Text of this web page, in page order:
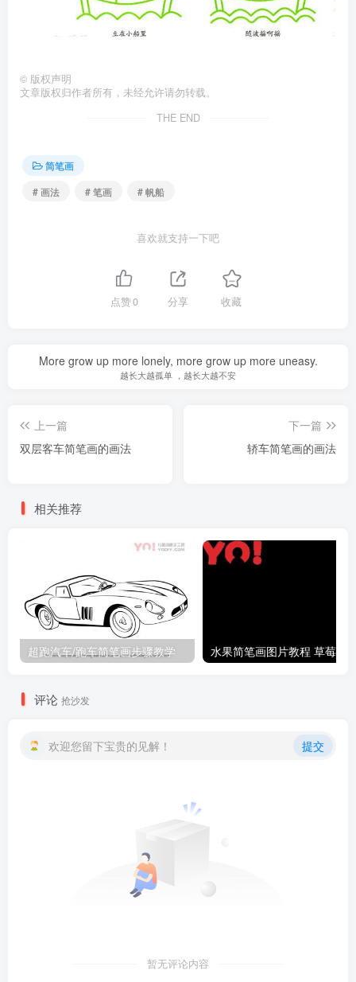
© 版权声明
文章版权归作者所有，未经允许请勿转载。
THE END
简笔画
# 画法
# 笔画 # 帆船
喜欢就支持一下吧
点赞0 分享 收藏
More grow up more lonely, more grow up more uneasy.
越长大越孤单 ，越长大越不安
上一篇
双层客车简笔画的画法
下一篇
轿车简笔画的画法
相关推荐
超跑汽车/跑车简笔画步骤教学
评论 抢沙发
欢迎您留下宝贵的见解！ 提交
暂无评论内容